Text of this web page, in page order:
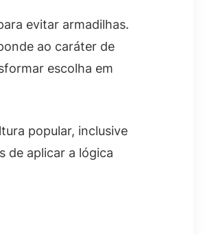
evitar armadilhas.
ao caráter de
escolha em
popular, inclusive
de aplicar a lógica